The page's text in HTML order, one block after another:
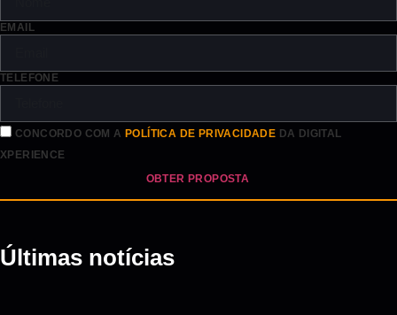
EMAIL
TELEFONE
CONCORDO COM A POLÍTICA DE PRIVACIDADE DA DIGITAL
XPERIENCE
OBTER PROPOSTA
Últimas notícias